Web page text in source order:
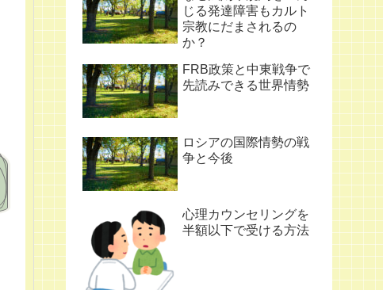
じる発達障害もカルト
宗教にだまされるの
か？
FRB政策と中東戦争で
先読みできる世界情勢
ロシアの国際情勢の戦
争と今後
心理カウンセリングを
半額以下で受ける方法